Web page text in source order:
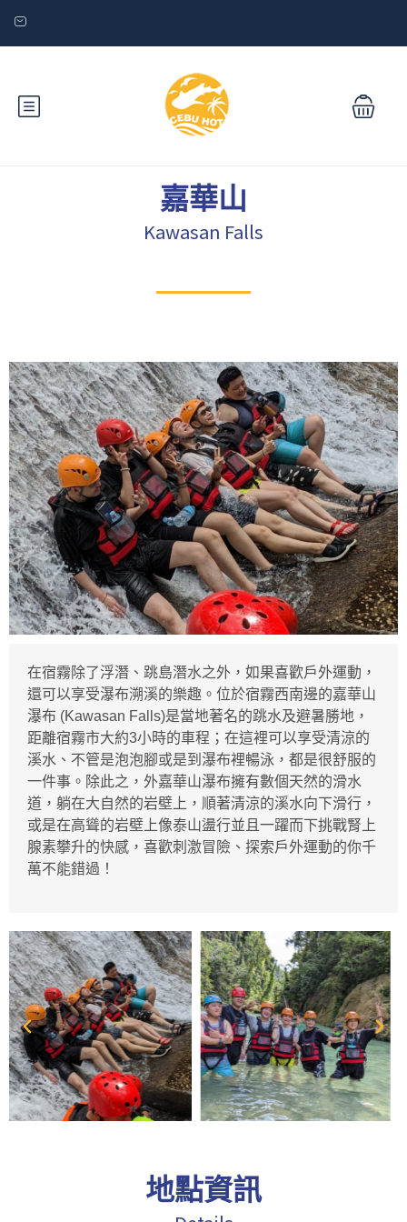
嘉華山
Kawasan Falls
在宿霧除了浮潛、跳島潛水之外，如果喜歡戶外運動，
還可以享受瀑布溯溪的樂趣。位於宿霧西南邊的嘉華山
瀑布 (Kawasan Falls)是當地著名的跳水及避暑勝地，
距離宿霧市大約3小時的車程；在這裡可以享受清涼的
溪水、不管是泡泡腳或是到瀑布裡暢泳，都是很舒服的
一件事。除此之，外嘉華山瀑布擁有數個天然的滑水
道，躺在大自然的岩壁上，順著清涼的溪水向下滑行，
或是在高聳的岩壁上像泰山盪行並且一躍而下挑戰腎上
腺素攀升的快感，喜歡刺激冒險、探索戶外運動的你千
萬不能錯過！
地點資訊